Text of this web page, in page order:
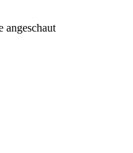
angeschaut